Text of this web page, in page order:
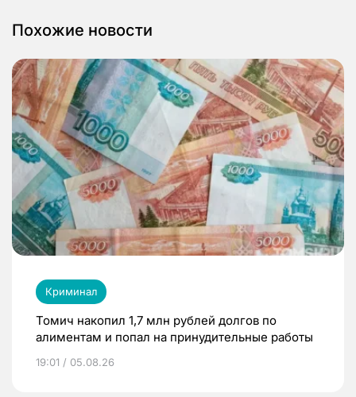
Похожие новости
Криминал
Томич накопил 1,7 млн рублей долгов по
алиментам и попал на принудительные работы
19:01 / 05.08.26